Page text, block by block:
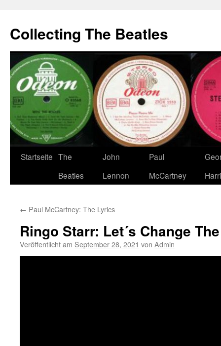
springen
Collecting The Beatles
Startseite The
Beatles
John
Lennon
Paul
McCartney
← Paul McCartney: The Lyrics
Ringo Starr: Let´s Change
Veröffentlicht am September 28, 2021 von Admin